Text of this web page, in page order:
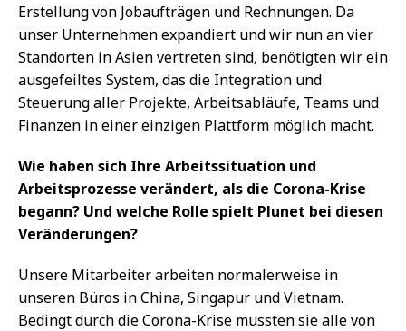
Erstellung von Jobaufträgen und Rechnungen. Da
unser Unternehmen expandiert und wir nun an vier
Standorten in Asien vertreten sind, benötigten wir ein
ausgefeiltes System, das die Integration und
Steuerung aller Projekte, Arbeitsabläufe, Teams und
Finanzen in einer einzigen Plattform möglich macht.
Wie haben sich Ihre Arbeitssituation und
Arbeitsprozesse verändert, als die Corona-Krise
begann? Und welche Rolle spielt Plunet bei diesen
Veränderungen?
Unsere Mitarbeiter arbeiten normalerweise in
unseren Büros in China, Singapur und Vietnam.
Bedingt durch die Corona-Krise mussten sie alle von